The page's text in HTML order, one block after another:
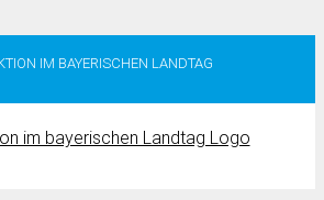
IM BAYERISCHEN LANDTAG